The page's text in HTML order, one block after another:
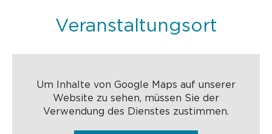
Veranstaltungsort
Um Inhalte von Google Maps auf unserer
Website zu sehen, müssen Sie der
Verwendung des Dienstes zustimmen.